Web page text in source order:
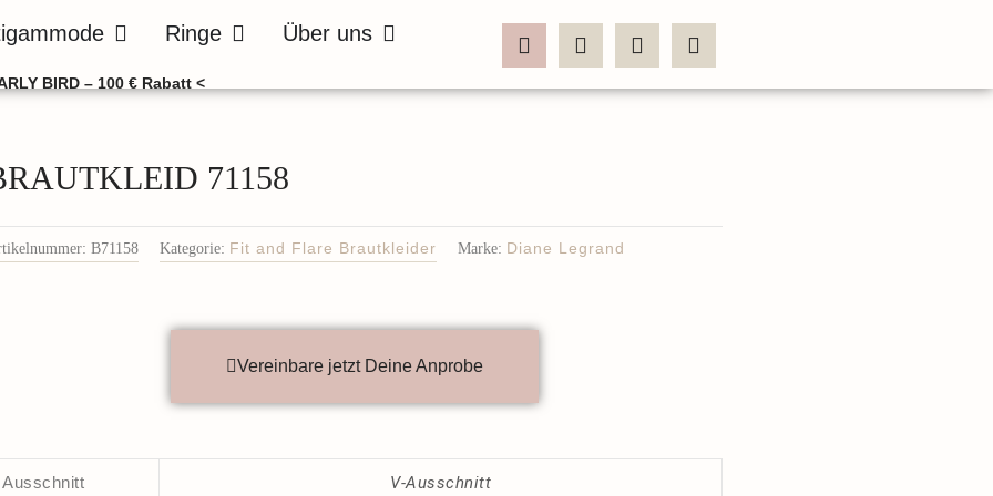
Öffne Bräutigammode
Ringe Öffne RingeÜber uns Öffne Über uns
BIRD – 100 € Rabatt <
71158
B71158 Kategorie: Fit and Flare Brautkleider Marke: Diane Legrand
Vereinbare jetzt Deine Anprobe
Ausschnitt V-Ausschnitt